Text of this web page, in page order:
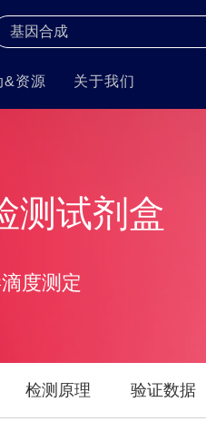
&资源 关于我们
测试剂盒
度测定
检测原理 验证数据